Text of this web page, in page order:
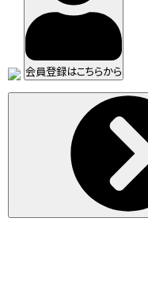
会員登録はこちらから